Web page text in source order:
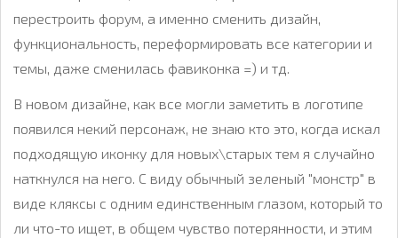
перестроить форум, а именно сменить дизайн,
функциональность, переформировать все категории и
темы, даже сменилась фавиконка =) и тд.
В новом дизайне, как все могли заметить в логотипе
появился некий персонаж, не знаю кто это, когда искал
подходящую иконку для новых\старых тем я случайно
наткнулся на него. С виду обычный зеленый "монстр" в
виде кляксы с одним единственным глазом, который то
ли что-то ищет, в общем чувство потерянности, и этим